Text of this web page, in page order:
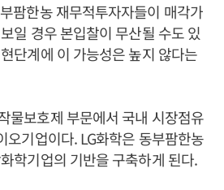
팜한농 재무적투자자들이 매각가
일 경우 본입찰이 무산될 수도 있
단계에 이 가능성은 높지 않다는
물보호제 부문에서 국내 시장점유
오기업이다. LG화학은 동부팜한농
학기업의 기반을 구축하게 된다.